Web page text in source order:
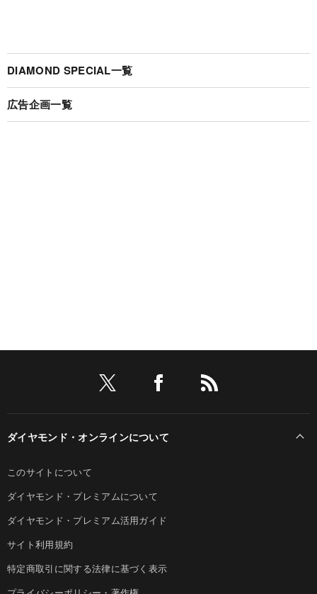
DIAMOND SPECIAL一覧
広告企画一覧
ダイヤモンド・オンラインについて
このサイトについて
ダイヤモンド・プレミアムについて
ダイヤモンド・プレミアム活用ガイド
サイト利用規約
特定商取引に関する法律に基づく表示